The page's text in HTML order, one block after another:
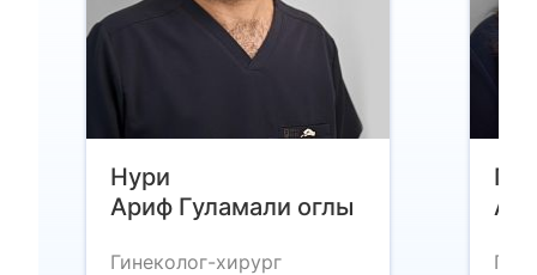
Нури
Ариф Гуламали оглы
Гинеколог-хирург